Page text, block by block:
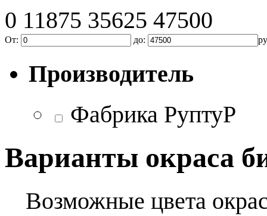
0 11875 35625 47500
От: до:
Производитель
Фабрика РуптуР
Варианты окраса
Возможные цвета